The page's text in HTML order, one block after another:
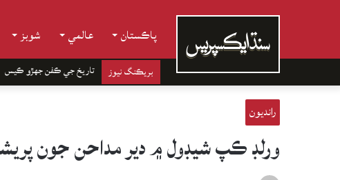
پاڪستان عالمي شوبز
بريڪنگ نيوز تاريخ جي ڪفن جھڙو ڪيس
رانديون
ورلڊ ڪپ شيڊول ۾ دير مداحن جون